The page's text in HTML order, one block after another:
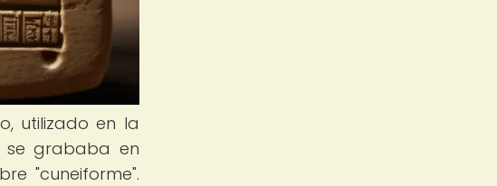
utilizado en la
se grababa en
"cuneiforme".